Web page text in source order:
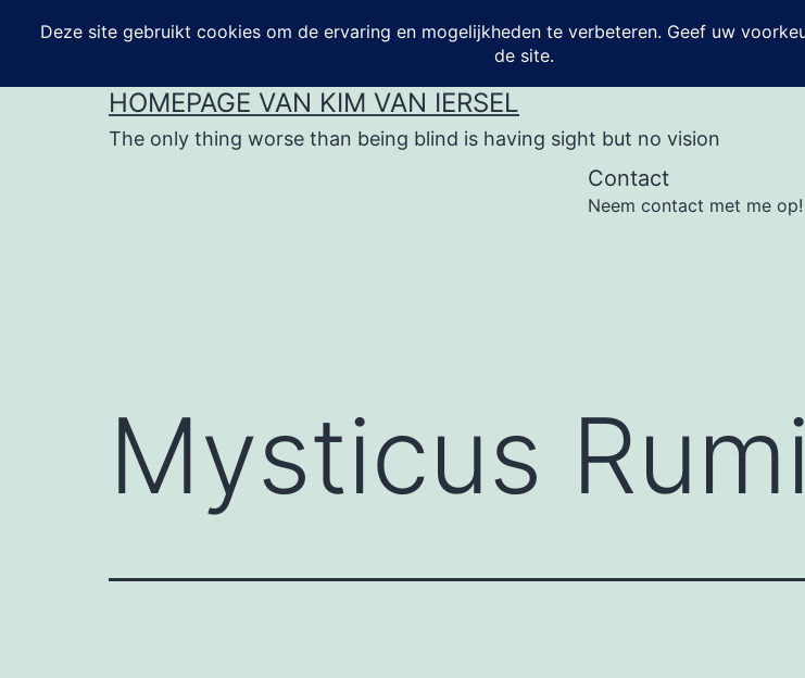
de
HOMEPAGE VAN KIM VAN IERSEL
The only thing worse than being blind is having sight but no vision
Contact
Neem contact met me op!
Mysticus Rumi